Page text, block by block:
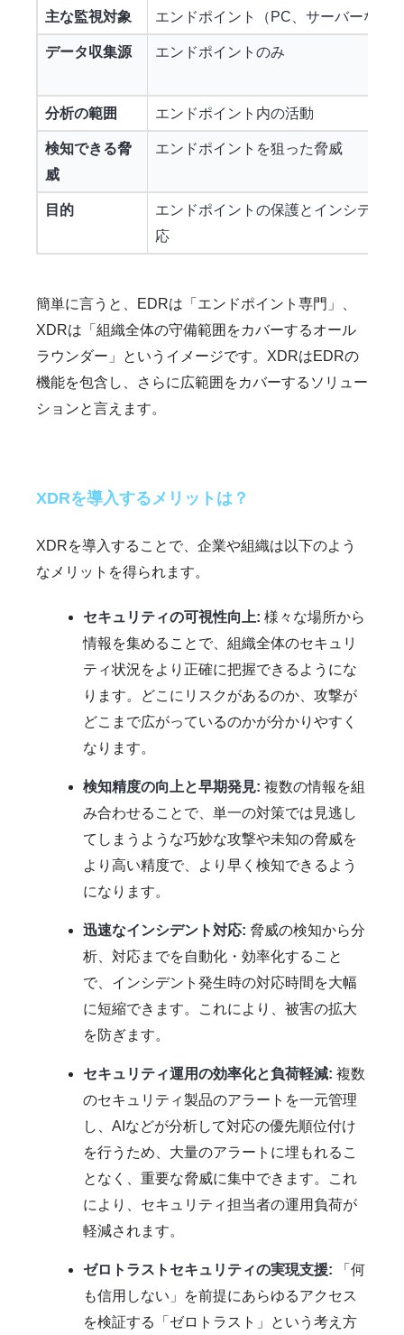
主な監視対象 エンドポイント（PC、サーバーなど
データ収集源 エンドポイントのみ
分析の範囲 エンドポイント内の活動
検知できる脅
威
エンドポイントを狙った脅威
目的
エンドポイントの保護とインシデント
応
簡単に言うと、EDRは「エンドポイント専門」、
XDRは「組織全体の守備範囲をカバーするオール
ラウンダー」というイメージです。XDRはEDRの
機能を包含し、さらに広範囲をカバーするソリュー
ションと言えます。
XDRを導入するメリットは？
XDRを導入することで、企業や組織は以下のよう
なメリットを得られます。
セキュリティの可視性向上: 様々な場所から
情報を集めることで、組織全体のセキュリ
ティ状況をより正確に把握できるようにな
ります。どこにリスクがあるのか、攻撃が
どこまで広がっているのかが分かりやすく
なります。
検知精度の向上と早期発見: 複数の情報を組
み合わせることで、単一の対策では見逃し
てしまうような巧妙な攻撃や未知の脅威を
より高い精度で、より早く検知できるよう
になります。
迅速なインシデント対応: 脅威の検知から分
析、対応までを自動化・効率化すること
で、インシデント発生時の対応時間を大幅
に短縮できます。これにより、被害の拡大
を防ぎます。
セキュリティ運用の効率化と負荷軽減: 複数
のセキュリティ製品のアラートを一元管理
し、AIなどが分析して対応の優先順位付け
を行うため、大量のアラートに埋もれるこ
となく、重要な脅威に集中できます。これ
により、セキュリティ担当者の運用負荷が
軽減されます。
ゼロトラストセキュリティの実現支援: 「何
も信用しない」を前提にあらゆるアクセス
を検証する「ゼロトラスト」という考え方